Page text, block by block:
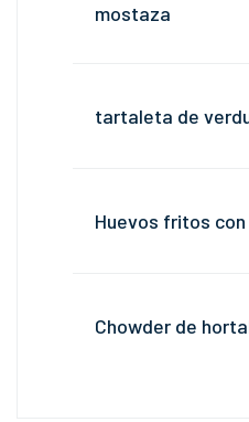
mostaza
tartaleta de
Huevos fritos
Chowder de